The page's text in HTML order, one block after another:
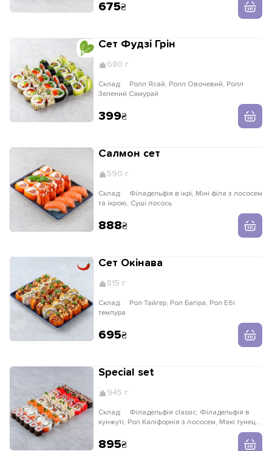
675
Сет Фудзі Грін
680 г
Склад:
Зелений Самурай
399
Салмон сет
590 г
Склад:
та ікрою, Суші лосось
888
Сет Окінава
815 г
Склад:
темпура
695
Special set
945 г
Склад:
кунжуті, Рол Каліфорнія з лососем, Макі тунець,
895